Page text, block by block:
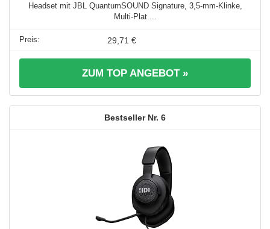
Headset mit JBL QuantumSOUND Signature, 3,5-mm-Klinke,
Multi-Plat ...
29,71 €
ZUM TOP ANGEBOT »
6